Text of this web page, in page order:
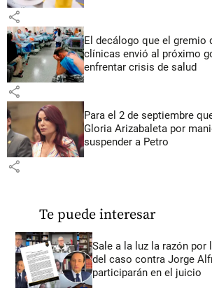
share
El decálogo que el gremio
clínicas envió al próximo
enfrentar crisis de salud
share
Para el 2 de septiembre
Gloria Arizabaleta por
suspender a Petro
share
Te puede interesar
Sale a la luz la razón
del caso contra Jorge
participarán en el juicio